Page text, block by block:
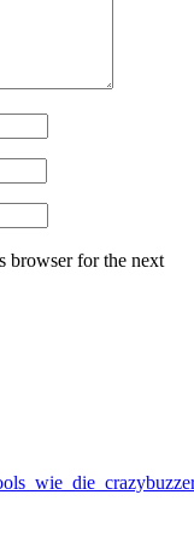
browser for the next